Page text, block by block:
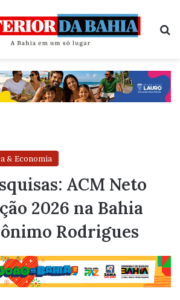
& Economia
ACM Neto
2026 na Bahia
Rodrigues